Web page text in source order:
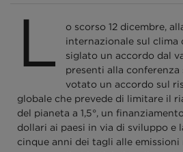
L
o scorso 12 dicembre,
internazionale sul clima
siglato un accordo dal
presenti alla conferenza
votato un accordo sul
globale che prevede di limitare il
del pianeta a 1,5°, un
dollari ai paesi in via di sviluppo e
cinque anni dei tagli alle emissioni